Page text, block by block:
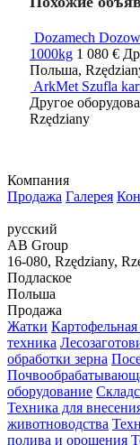
Dozamech
1000kg 1 080 €
Польша,
ArkMet Szufla
Другое
Rzędziany
Компания
Продажа Галерея
русский
AB Group
16-080, Rzędziany,
Подлаское
Польша
Продажа
Жатки Картофельная
техника
обработки зерна
оборудование
Техника для
животноводства
полива и орошения